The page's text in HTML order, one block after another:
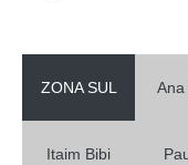
ZONA SUL Ana
Itaim Bibi